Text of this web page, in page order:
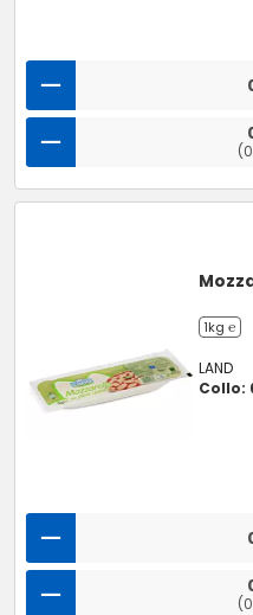
1kg ℮
LAND
Collo: